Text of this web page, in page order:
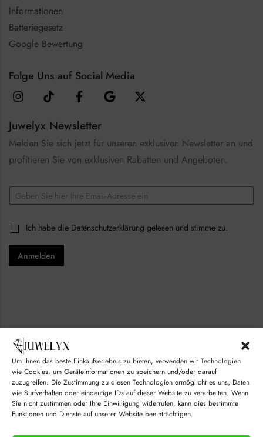
Um Ihnen das beste Einkaufserlebnis zu bieten, verwenden wir Technologien
wie Cookies, um Geräteinformationen zu speichern und/oder darauf
zuzugreifen. Die Zustimmung zu diesen Technologien ermöglicht es uns, Daten
wie Surfverhalten oder eindeutige IDs auf dieser Website zu verarbeiten. Wenn
Sie nicht zustimmen oder Ihre Einwilligung widerrufen, kann dies bestimmte
Funktionen und Dienste auf unserer Website beeinträchtigen.
Informationen
Batteriegesetz
Google Bewertung
Folge Uns auf Social Media
Juwelyx Newsletter
Melden Sie sich jetzt für unseren exklusiven Newsletter an und
profitieren Sie von exklusiven Rabatten und Angeboten.
E
m
lh
c
b
h
k
b
o
x
e
s
C
C
h
e
k
*
Ich habe die Datenschutzerklärung gelesen und stimme zu.
Anmelden